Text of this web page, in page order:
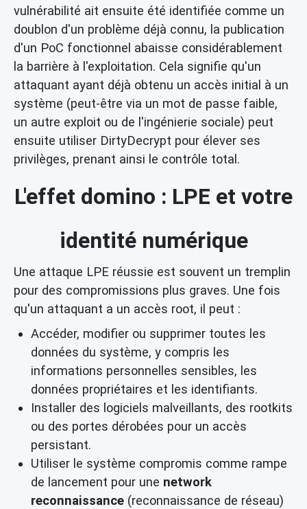
vulnérabilité ait ensuite été identifiée comme un
doublon d'un problème déjà connu, la publication
d'un PoC fonctionnel abaisse considérablement
la barrière à l'exploitation. Cela signifie qu'un
attaquant ayant déjà obtenu un accès initial à un
système (peut-être via un mot de passe faible,
un autre exploit ou de l'ingénierie sociale) peut
ensuite utiliser DirtyDecrypt pour élever ses
privilèges, prenant ainsi le contrôle total.
L'effet domino : LPE et votre
identité numérique
Une attaque LPE réussie est souvent un tremplin
pour des compromissions plus graves. Une fois
qu'un attaquant a un accès root, il peut :
Accéder, modifier ou supprimer toutes les
données du système, y compris les
informations personnelles sensibles, les
données propriétaires et les identifiants.
Installer des logiciels malveillants, des rootkits
ou des portes dérobées pour un accès
persistant.
Utiliser le système compromis comme rampe
de lancement pour une network
reconnaissance (reconnaissance de réseau)